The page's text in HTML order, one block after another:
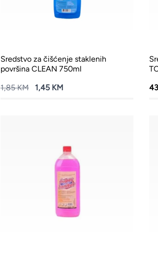
Sredstvo za čišćenje staklenih
površina CLEAN 750ml
1,85 KM
1,45 KM